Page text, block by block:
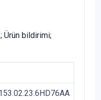
Ürün bildirimi;